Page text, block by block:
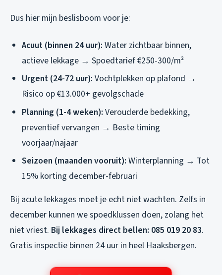
Dus hier mijn beslisboom voor je:
Acuut (binnen 24 uur): Water zichtbaar binnen,
actieve lekkage → Spoedtarief €250-300/m²
Urgent (24-72 uur): Vochtplekken op plafond →
Risico op €13.000+ gevolgschade
Planning (1-4 weken): Verouderde bedekking,
preventief vervangen → Beste timing
voorjaar/najaar
Seizoen (maanden vooruit): Winterplanning → Tot
15% korting december-februari
Bij acute lekkages moet je echt niet wachten. Zelfs in
december kunnen we spoedklussen doen, zolang het
niet vriest. Bij lekkages direct bellen: 085 019 20 83.
Gratis inspectie binnen 24 uur in heel Haaksbergen.